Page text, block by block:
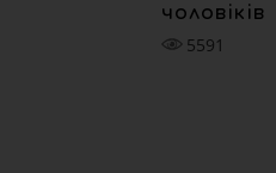
чоловіків
5591